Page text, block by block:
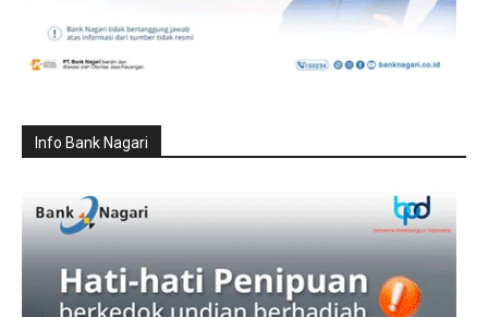
Info Bank Nagari